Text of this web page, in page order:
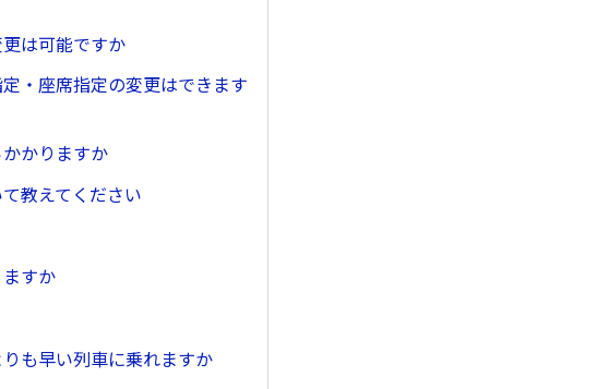
は可能ですか
・座席指定の変更はできます
かりますか
教えてください
すか
も早い列車に乗れますか